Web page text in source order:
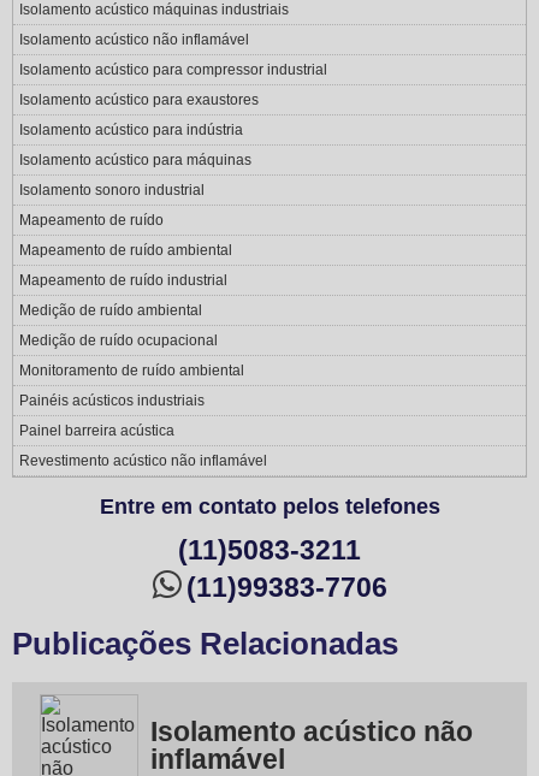
Isolamento acústico máquinas industriais
Isolamento acústico não inflamável
Isolamento acústico para compressor industrial
Isolamento acústico para exaustores
Isolamento acústico para indústria
Isolamento acústico para máquinas
Isolamento sonoro industrial
Mapeamento de ruído
Mapeamento de ruído ambiental
Mapeamento de ruído industrial
Medição de ruído ambiental
Medição de ruído ocupacional
Monitoramento de ruído ambiental
Painéis acústicos industriais
Painel barreira acústica
Revestimento acústico não inflamável
Entre em contato pelos telefones
(11)5083-3211
(11)99383-7706
Publicações Relacionadas
Isolamento acústico não
inflamável